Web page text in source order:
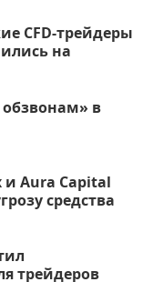
CFD-трейдеры
на
в
и Aura Capital
средства
трейдеров